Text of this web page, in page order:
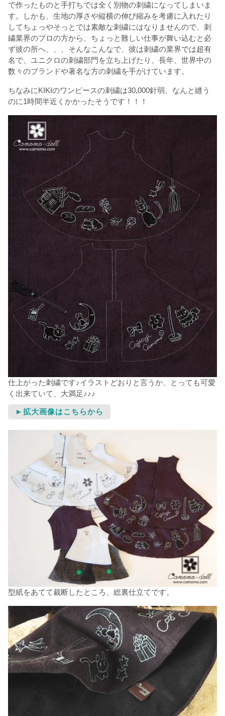
で作ったものと手打ちでは全く別物の刺繍になってしまいま
す。しかも、生地の厚さや縦横の伸び縮みを考慮に入れたり
してちょっやそっとでは素敵な刺繍にはなりませんので、刺
繍業界のプロの方から、ちょっと難しい仕事が舞い込むと必
ず彼の所へ、、、そんなこんなで、彼は刺繍の業界では超有
名で、ユニクロの刺繍部門を立ち上げたり、長年、世界中の
数々のブランドや著名な方の刺繍を手がけています。
ちなみにKIKIのワンピースの刺繍は30,000針弱、なんと縫う
のに1時間半近くかかったそうです！！！
仕上がった刺繍です♪イラストどおりと言うか、とっても可愛
く出来ていて、大満足♪♪♪
►拡大画像はこちらから
型紙をあてて裁断したところ、総裏仕立てです。